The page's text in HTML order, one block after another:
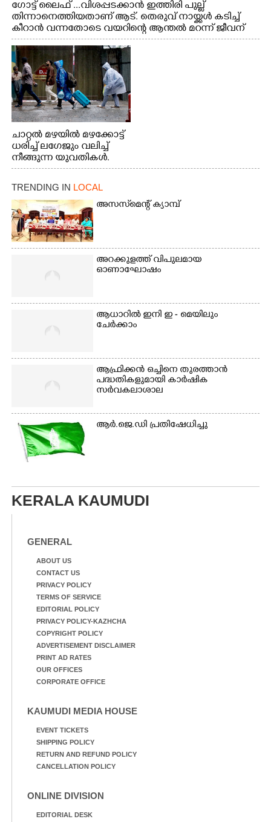
ഗോട്ട് ലൈഫ് ...വിശപ്പടക്കാൻ ഇത്തിരി പുല്ല്
തിന്നാനെത്തിയതാണ് ആട്. തെരുവ് നായ്ക്കൾ കടിച്ച്
കീറാൻ വന്നതോടെ വയറിന്റെ ആന്തൽ മറന്ന് ജീവന്
വേണ്ടിയായി ഓട്ടം. എറണാകുളം വാത്തുരുത്തിയിൽ
നിന്നുള്ള കാഴ്ച
ചാറ്റൽ മഴയിൽ മഴക്കോട്ട്
ധരിച്ച് ലഗേജും വലിച്ച്
നീങ്ങുന്ന യുവതികൾ.
എറണാകുളം മേനകയിൽ
നിന്നുള്ള കാഴ്ച
TRENDING IN LOCAL
അസസ്‌മെന്റ് ക്യാമ്പ്
അറക്കുളത്ത് വിപുലമായ
ഓണാഘോഷം
ആധാറിൽ ഇനി ഇ - മെയിലും
ചേർക്കാം
ആഫ്രിക്കൻ ഒച്ചിനെ തുരത്താൻ
പദ്ധതികളുമായി കാർഷിക
സർവകലാശാല
ആർ.ജെ.ഡി പ്രതിഷേധിച്ചു
KERALA KAUMUDI
GENERAL
ABOUT US
CONTACT US
PRIVACY POLICY
TERMS OF SERVICE
EDITORIAL POLICY
PRIVACY POLICY-KAZHCHA
COPYRIGHT POLICY
ADVERTISEMENT DISCLAIMER
PRINT AD RATES
OUR OFFICES
CORPORATE OFFICE
KAUMUDI MEDIA HOUSE
EVENT TICKETS
SHIPPING POLICY
RETURN AND REFUND POLICY
CANCELLATION POLICY
ONLINE DIVISION
EDITORIAL DESK